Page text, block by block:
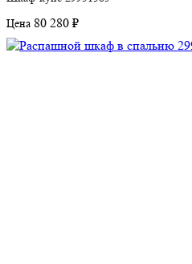
Цена 80 280 ₽